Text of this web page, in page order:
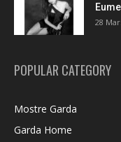
28
POPULAR CATEGORY
Mostre Garda
Garda Home